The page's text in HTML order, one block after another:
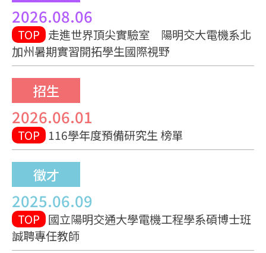
2026.08.06
TOP 走進世界頂尖實驗室 陽明交大電機系北
加州暑期實習開拓學生國際視野
招生
2026.06.01
TOP 116學年度預備研究生 榜單
徵才
2025.06.09
TOP 國立陽明交通大學電機工程學系碩博士班
誠聘專任教師